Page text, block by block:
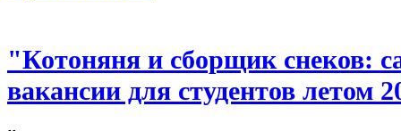
"Котоняня и сборщик снеков:
вакансии для студентов летом